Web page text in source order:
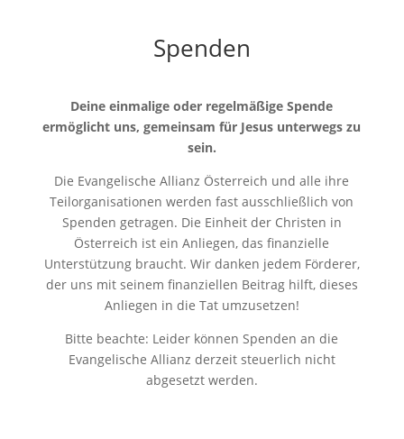
Spenden
Deine einmalige oder regelmäßige Spende
ermöglicht uns, gemeinsam für Jesus unterwegs zu
sein.
Die Evangelische Allianz Österreich und alle ihre
Teilorganisationen werden fast ausschließlich von
Spenden getragen. Die Einheit der Christen in
Österreich ist ein Anliegen, das finanzielle
Unterstützung braucht. Wir danken jedem Förderer,
der uns mit seinem finanziellen Beitrag hilft, dieses
Anliegen in die Tat umzusetzen!
Bitte beachte: Leider können Spenden an die
Evangelische Allianz derzeit steuerlich nicht
abgesetzt werden.